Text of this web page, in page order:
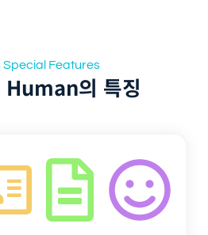
Special Features
Human의 특징